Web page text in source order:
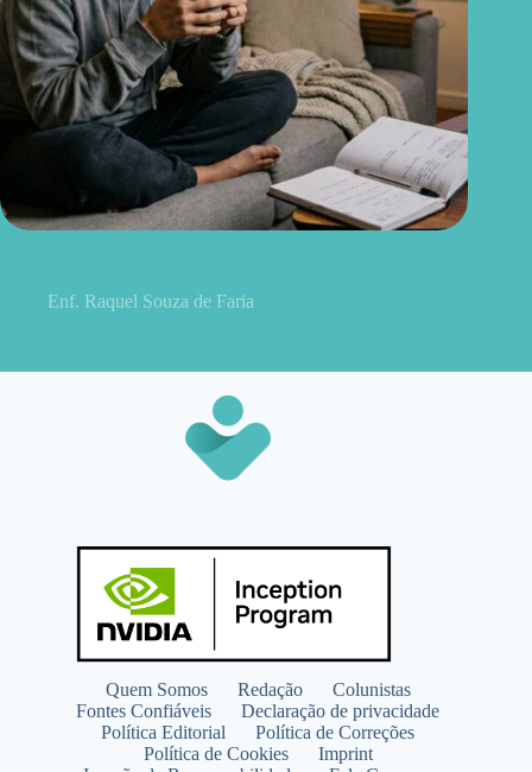
Enf. Raquel Souza de Faria
Quem Somos Redação
Colunistas
Fontes Confiáveis
Declaração de privacidade
Política Editorial
Política de Correções
Política de Cookies
Imprint